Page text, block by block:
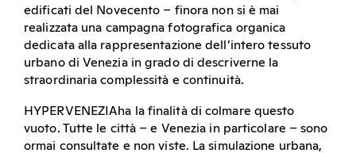
edificati del Novecento – finora non si è mai
realizzata una campagna fotografica organica
dedicata alla rappresentazione dell’intero tessuto
urbano di Venezia in grado di descriverne la
straordinaria complessità e continuità.
HYPERVENEZIAha la finalità di colmare questo
vuoto. Tutte le città – e Venezia in particolare – sono
ormai consultate e non viste. La simulazione urbana,